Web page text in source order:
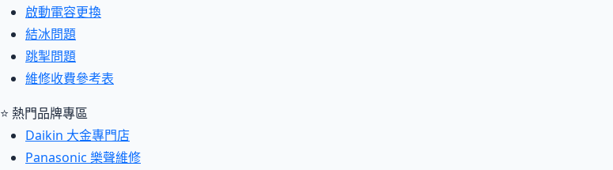
啟動電容更換
結冰問題
跳掣問題
維修收費參考表
⭐ 熱門品牌專區
Daikin 大金專門店
Panasonic 樂聲維修